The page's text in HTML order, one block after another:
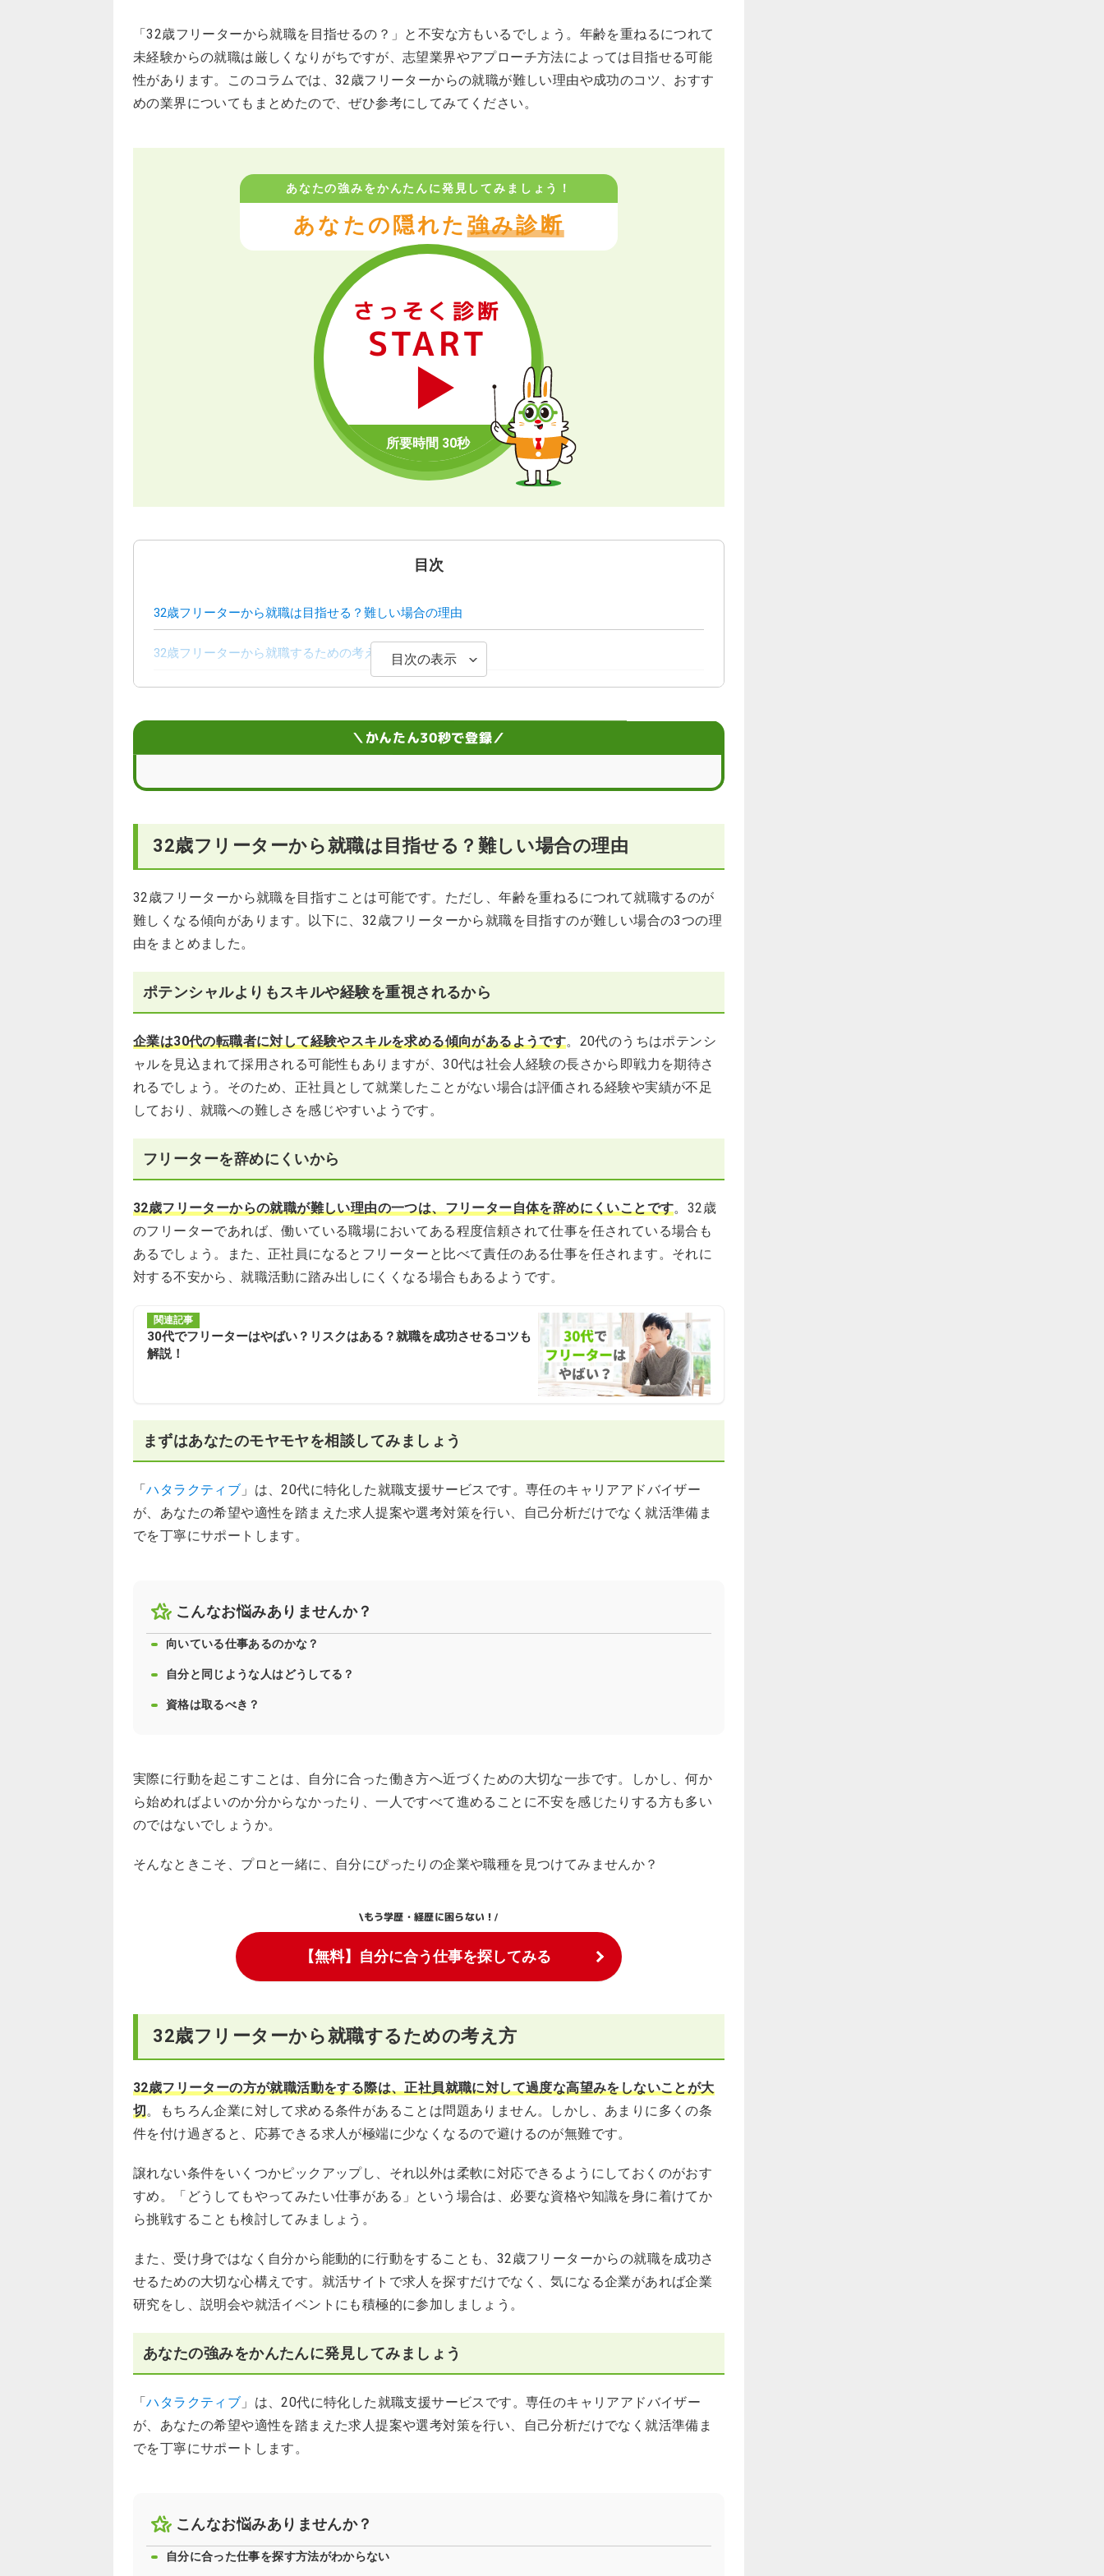
「32歳フリーターから就職を目指せるの？」と不安な方もいるでしょう。年齢を重ねるにつれて
未経験からの就職は厳しくなりがちですが、志望業界やアプローチ方法によっては目指せる可能
性があります。このコラムでは、32歳フリーターからの就職が難しい理由や成功のコツ、おすす
めの業界についてもまとめたので、ぜひ参考にしてみてください。
あなたの強みをかんたんに発見してみましょう！
あなたの隠れた強み診断
さっそく診断
START
目次
32歳フリーターから就職は目指せる？難しい場合の理由
32歳フリーターから就職するための考え方
32歳フリーターから就職を目指す際におすすめの業界
目次の表示
＼かんたん30秒で登録／
32歳フリーターから就職は目指せる？難しい場合の理由
32歳フリーターから就職を目指すことは可能です。ただし、年齢を重ねるにつれて就職するのが
難しくなる傾向があります。以下に、32歳フリーターから就職を目指すのが難しい場合の3つの理
由をまとめました。
ポテンシャルよりもスキルや経験を重視されるから
企業は30代の転職者に対して経験やスキルを求める傾向があるようです。20代のうちはポテンシ
ャルを見込まれて採用される可能性もありますが、30代は社会人経験の長さから即戦力を期待さ
れるでしょう。そのため、正社員として就業したことがない場合は評価される経験や実績が不足
しており、就職への難しさを感じやすいようです。
フリーターを辞めにくいから
32歳フリーターからの就職が難しい理由の一つは、フリーター自体を辞めにくいことです。32歳
のフリーターであれば、働いている職場においてある程度信頼されて仕事を任されている場合も
あるでしょう。また、正社員になるとフリーターと比べて責任のある仕事を任されます。それに
対する不安から、就職活動に踏み出しにくくなる場合もあるようです。
関連記事
30代でフリーターはやばい？リスクはある？就職を成功させるコツも
解説！
まずはあなたのモヤモヤを相談してみましょう
「ハタラクティブ 」は、20代に特化した就職支援サービスです。専任のキャリアアドバイザー
が、あなたの希望や適性を踏まえた求人提案や選考対策を行い、自己分析だけでなく就活準備ま
でを丁寧にサポートします。
こんなお悩みありませんか？
向いている仕事あるのかな？
自分と同じような人はどうしてる？
資格は取るべき？
実際に行動を起こすことは、自分に合った働き方へ近づくための大切な一歩です。しかし、何か
ら始めればよいのか分からなかったり、一人ですべて進めることに不安を感じたりする方も多い
のではないでしょうか。
そんなときこそ、プロと一緒に、自分にぴったりの企業や職種を見つけてみませんか？
\もう学歴・経歴に困らない！/
【無料】自分に合う仕事を探してみる
32歳フリーターから就職するための考え方
32歳フリーターの方が就職活動をする際は、正社員就職に対して過度な高望みをしないことが大
切。もちろん企業に対して求める条件があることは問題ありません。しかし、あまりに多くの条
件を付け過ぎると、応募できる求人が極端に少なくなるので避けるのが無難です。
譲れない条件をいくつかピックアップし、それ以外は柔軟に対応できるようにしておくのがおす
すめ。「どうしてもやってみたい仕事がある」という場合は、必要な資格や知識を身に着けてか
ら挑戦することも検討してみましょう。
また、受け身ではなく自分から能動的に行動をすることも、32歳フリーターからの就職を成功さ
せるための大切な心構えです。就活サイトで求人を探すだけでなく、気になる企業があれば企業
研究をし、説明会や就活イベントにも積極的に参加しましょう。
あなたの強みをかんたんに発見してみましょう
「ハタラクティブ 」は、20代に特化した就職支援サービスです。専任のキャリアアドバイザー
が、あなたの希望や適性を踏まえた求人提案や選考対策を行い、自己分析だけでなく就活準備ま
でを丁寧にサポートします。
こんなお悩みありませんか？
自分に合った仕事を探す方法がわからない